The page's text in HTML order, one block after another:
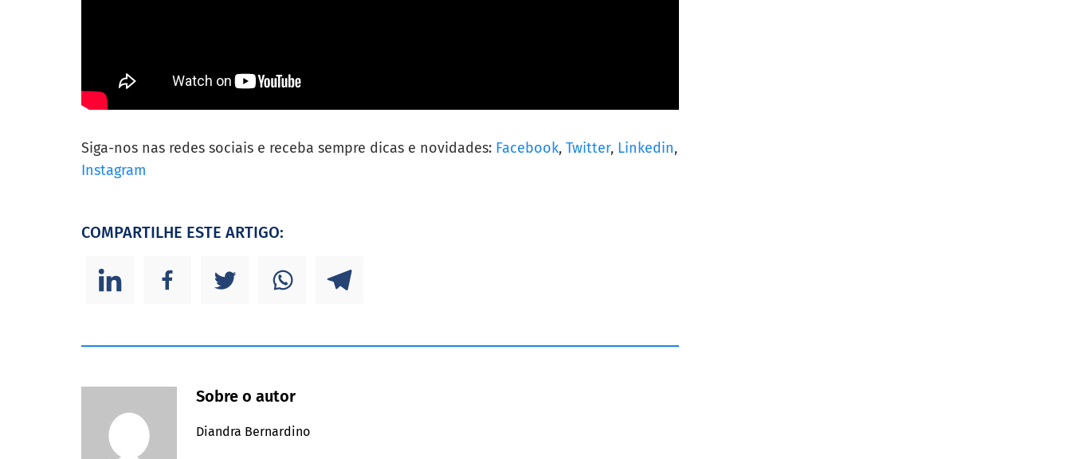
Siga-nos nas redes sociais e receba sempre dicas e novidades: Facebook, Twitter, Linkedin,
Instagram
COMPARTILHE ESTE ARTIGO:
Sobre o autor
Diandra Bernardino